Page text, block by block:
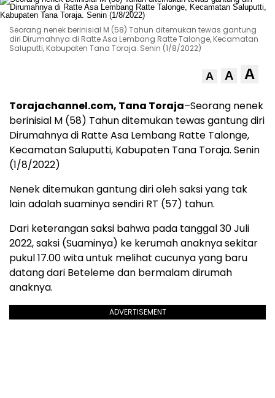
Seorang nenek berinisial M (58) Tahun ditemukan tewas gantung
diri Dirumahnya di Ratte Asa Lembang Ratte Talonge, Kecamatan
Saluputti, Kabupaten Tana Toraja. Senin (1/8/2022)
A A A
Torajachannel.com, Tana Toraja–Seorang nenek
berinisial M (58) Tahun ditemukan tewas gantung diri
Dirumahnya di Ratte Asa Lembang Ratte Talonge,
Kecamatan Saluputti, Kabupaten Tana Toraja. Senin
(1/8/2022)
Nenek ditemukan gantung diri oleh saksi yang tak
lain adalah suaminya sendiri RT (57) tahun.
Dari keterangan saksi bahwa pada tanggal 30 Juli
2022, saksi (Suaminya) ke kerumah anaknya sekitar
pukul 17.00 wita untuk melihat cucunya yang baru
datang dari Beteleme dan bermalam dirumah
anaknya.
ADVERTISEMENT